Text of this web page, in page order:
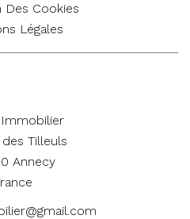
Des Cookies
Légales
Tilleuls
Annecy